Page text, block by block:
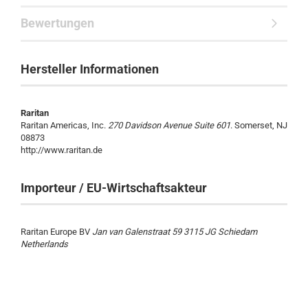
Bewertungen
Hersteller Informationen
Raritan
Raritan Americas, Inc. 270 Davidson Avenue Suite 601. Somerset, NJ
08873
http://www.raritan.de
Importeur / EU-Wirtschaftsakteur
Raritan Europe BV Jan van Galenstraat 59 3115 JG Schiedam
Netherlands